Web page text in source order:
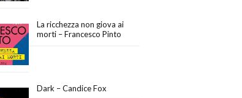
La ricchezza non giova ai
morti – Francesco Pinto
Dark – Candice Fox